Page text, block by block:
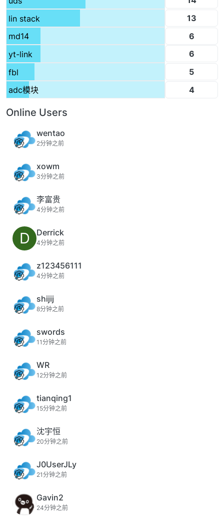
lin stack
13
md14
6
yt-link
6
fbl
5
adc模块
4
Online Users
wentao
2分钟之前
xowm
3分钟之前
李富贵
4分钟之前
D Derrick
4分钟之前
z123456111
4分钟之前
shijij
8分钟之前
swords
11分钟之前
WR
12分钟之前
tianqing1
15分钟之前
沈宇恒
20分钟之前
J0UserJLy
21分钟之前
Gavin2
24分钟之前